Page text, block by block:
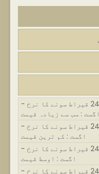
حفر البطین 24 قیراط سونے کا نرخ -
اگست : سب سے زیادہ قیمت
حفر البطین 24 قیراط سونے کا نرخ -
اگست : کم ترین قیمت
حفر البطین 24 قیراط سونے کا نرخ -
اگست : اوسط قیمت
حفر البطین 24 قیراط سونے کا نرخ -